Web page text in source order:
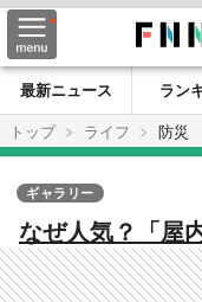
最新ニュース ラン
トップ
ライフ 防災
なぜ人気？「屋
ーレスキュー隊
タ” の魅力【福
ギャラリー